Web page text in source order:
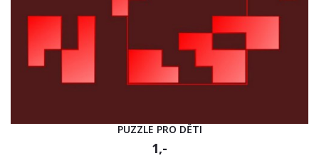
PUZZLE PRO DĚTI
1,-